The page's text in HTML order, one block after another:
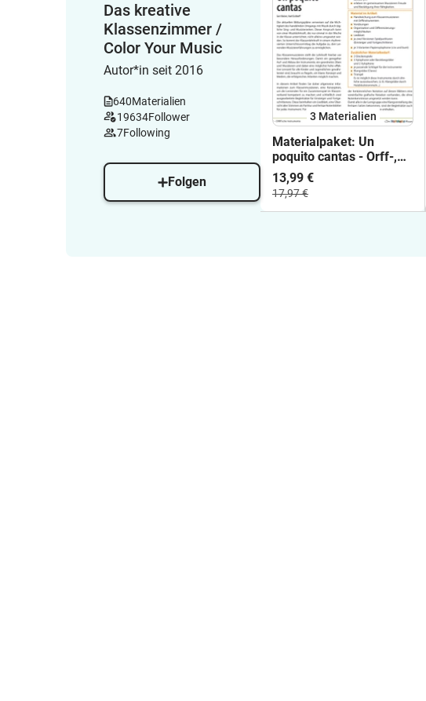
Das kreative
Klassenzimmer /
Color Your Music
Autor*in seit 2016
640Materialien
19634Follower
7Following
Folgen
3 Materialien
Materialpaket: Un
poquito cantas - Orff-,
Boomwhackers- und
Soundbellowsspielsätze
13,99 €
17,97 €